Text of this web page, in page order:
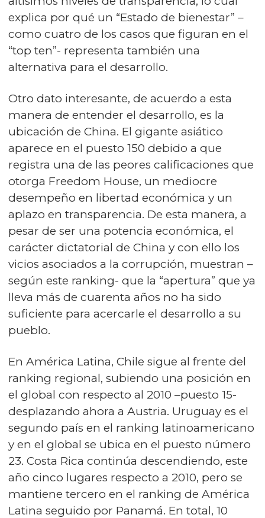
explica por qué un “Estado de bienestar” –
como cuatro de los casos que figuran en el
“top ten”- representa también una
alternativa para el desarrollo.
Otro dato interesante, de acuerdo a esta
manera de entender el desarrollo, es la
ubicación de China. El gigante asiático
aparece en el puesto 150 debido a que
registra una de las peores calificaciones que
otorga Freedom House, un mediocre
desempeño en libertad económica y un
aplazo en transparencia. De esta manera, a
pesar de ser una potencia económica, el
carácter dictatorial de China y con ello los
vicios asociados a la corrupción, muestran –
según este ranking- que la “apertura” que ya
lleva más de cuarenta años no ha sido
suficiente para acercarle el desarrollo a su
pueblo.
En América Latina, Chile sigue al frente del
ranking regional, subiendo una posición en
el global con respecto al 2010 –puesto 15-
desplazando ahora a Austria. Uruguay es el
segundo país en el ranking latinoamericano
y en el global se ubica en el puesto número
23. Costa Rica continúa descendiendo, este
año cinco lugares respecto a 2010, pero se
mantiene tercero en el ranking de América
Latina seguido por Panamá. En total, 10